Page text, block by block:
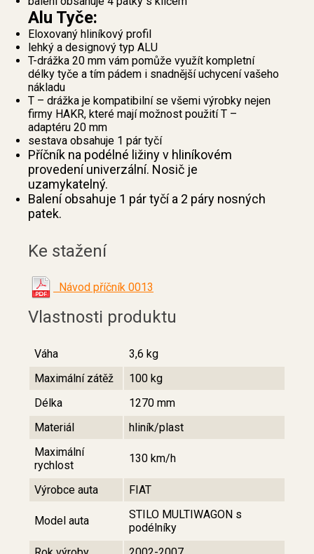
Alu Tyče:
Eloxovaný hliníkový profil
lehký a designový typ ALU
T-drážka 20 mm vám pomůže využít kompletní
délky tyče a tím pádem i snadnější uchycení vašeho
nákladu
T – drážka je kompatibilní se všemi výrobky nejen
firmy HAKR, které mají možnost použití T –
adaptéru 20 mm
sestava obsahuje 1 pár tyčí
Příčník na podélné ližiny v hliníkovém
provedení univerzální. Nosič je
uzamykatelný.
Balení obsahuje 1 pár tyčí a 2 páry nosných
patek.
Ke stažení
Návod příčník 0013
Vlastnosti produktu
Váha
3,6 kg
Maximální zátěž
100 kg
Délka
1270 mm
Materiál
hliník/plast
Maximální
rychlost
130 km/h
Výrobce auta FIAT
Model auta
STILO MULTIWAGON s
podélníky